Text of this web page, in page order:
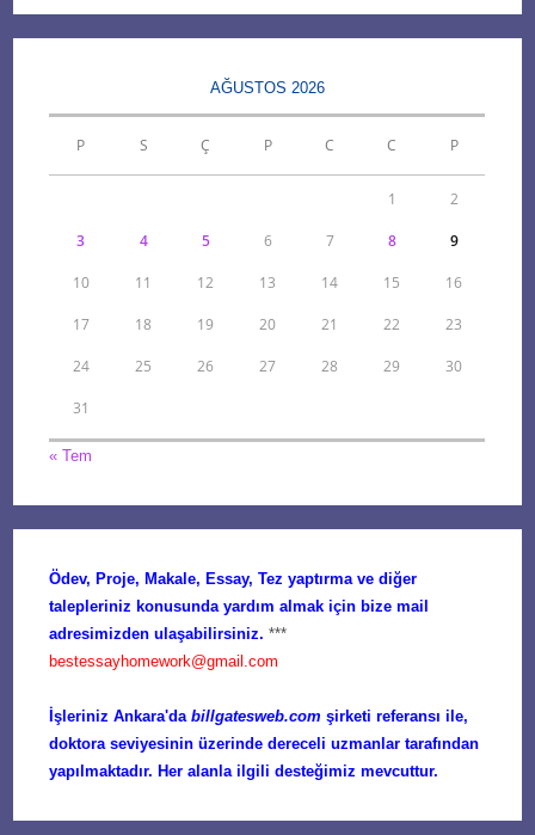
AĞUSTOS 2026
P S Ç P C C P
1 2
3 4 5 6 7 8 9
10 11 12 13 14 15 16
17 18 19 20 21 22 23
24 25 26 27 28 29 30
31
« Tem
Ödev, Proje, Makale, Essay, Tez yaptırma ve diğer
talepleriniz konusunda yardım almak için bize mail
adresimizden ulaşabilirsiniz. ***
bestessayhomework@gmail.com
İşleriniz Ankara'dabillgatesweb.com şirketi referansı ile,
doktora seviyesinin üzerinde dereceli uzmanlar tarafından
yapılmaktadır. Her alanla ilgili desteğimiz mevcuttur.